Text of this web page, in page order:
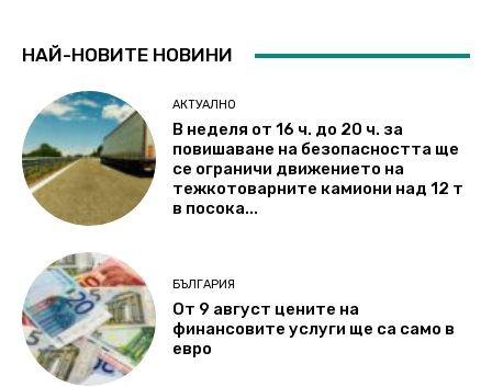
НАЙ-НОВИТЕ НОВИНИ
АКТУАЛНО
В неделя от 16 ч. до 20 ч. за
повишаване на безопасността ще
се ограничи движението на
тежкотоварните камиони над 12 т
в посока...
БЪЛГАРИЯ
От 9 август цените на
финансовите услуги ще са само в
евро